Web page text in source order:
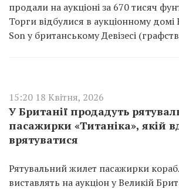
продали на аукціоні за 670 тисяч
Торги відбулися в аукціонному
Son у британському Девізесі
15:20 18 Квітня, 2026
У Британії продадуть
пасажирки «Титаніка», якій
врятуватися
Рятувальний жилет пасажирки
виставлять на аукціон у Великій